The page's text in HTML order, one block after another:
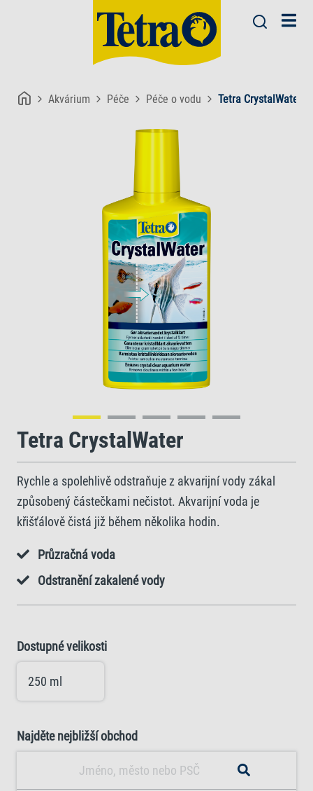
Akvárium Péče Péče o vodu Tetra CrystalWater
Tetra CrystalWater
Rychle a spolehlivě odstraňuje z akvarijní vody zákal
způsobený částečkami nečistot. Akvarijní voda je
křišťálově čistá již během několika hodin.
Průzračná voda
Odstranění zakalené vody
Dostupné velikosti
250 ml
Najděte nejbližší obchod